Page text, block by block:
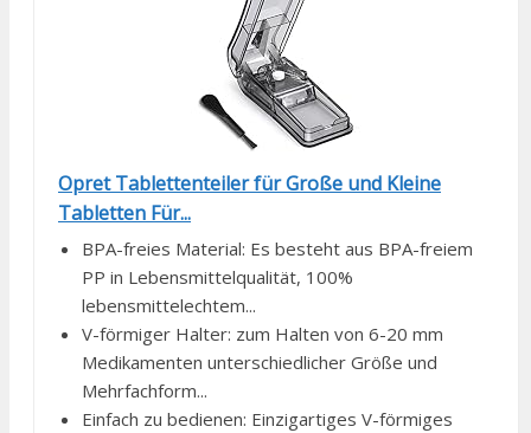
Opret Tablettenteiler für Große und Kleine
Tabletten Für...
BPA-freies Material: Es besteht aus BPA-freiem
PP in Lebensmittelqualität, 100%
lebensmittelechtem...
V-förmiger Halter: zum Halten von 6-20 mm
Medikamenten unterschiedlicher Größe und
Mehrfachform...
Einfach zu bedienen: Einzigartiges V-förmiges